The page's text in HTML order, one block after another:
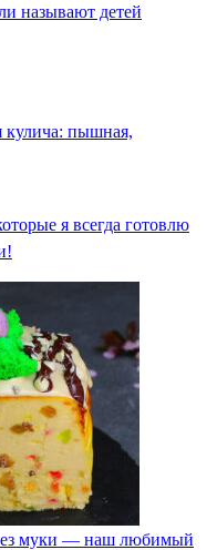
называют детей
кулича: пышная,
я всегда готовлю
муки — наш любимый